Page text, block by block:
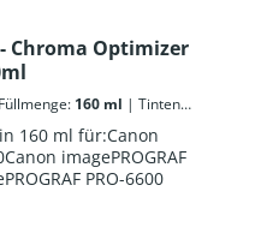
Chroma Optimizer
Füllmenge: 160 ml |
160 ml für:Canon
imagePROGRAF
PRO-6600